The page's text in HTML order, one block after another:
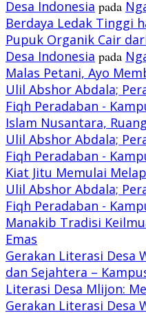
Desa Indonesia pada
Berdaya Ledak Tinggi
Pupuk Organik Cair
Desa Indonesia pada
Malas Petani, Ayo
Ulil Abshor Abdala;
Fiqh Peradaban -
Islam Nusantara,
Ulil Abshor Abdala;
Fiqh Peradaban -
Kiat Jitu Memulai
Ulil Abshor Abdala;
Fiqh Peradaban -
Manakib Tradisi
Emas
Gerakan Literasi Desa
dan Sejahtera –
Literasi Desa Mlijon:
Gerakan Literasi Desa